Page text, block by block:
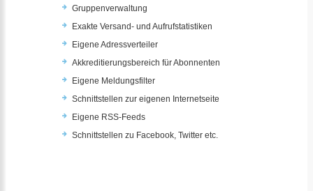
Gruppenverwaltung
Exakte Versand- und Aufrufstatistiken
Eigene Adressverteiler
Akkreditierungsbereich für Abonnenten
Eigene Meldungsfilter
Schnittstellen zur eigenen Internetseite
Eigene RSS-Feeds
Schnittstellen zu Facebook, Twitter etc.